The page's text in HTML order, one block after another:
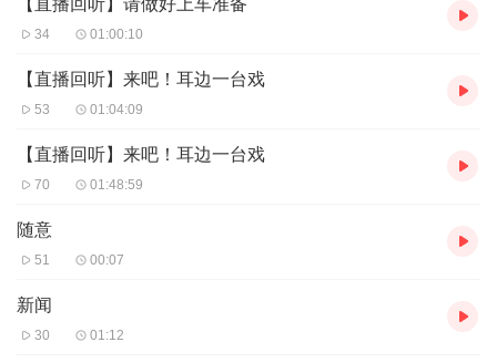
【直播回听】请做好上车准备
34 01:00:10
【直播回听】来吧！耳边一台戏
53 01:04:09
【直播回听】来吧！耳边一台戏
70 01:48:59
随意
51 00:07
新闻
30 01:12